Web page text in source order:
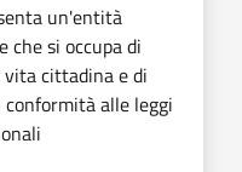
un'entità
si occupa di
cittadina e di
alle leggi